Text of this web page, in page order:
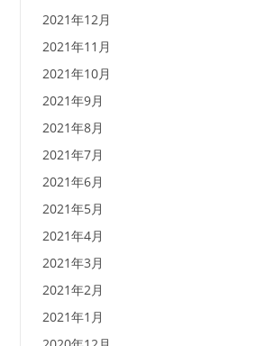
2021年12月
2021年11月
2021年10月
2021年9月
2021年8月
2021年7月
2021年6月
2021年5月
2021年4月
2021年3月
2021年2月
2021年1月